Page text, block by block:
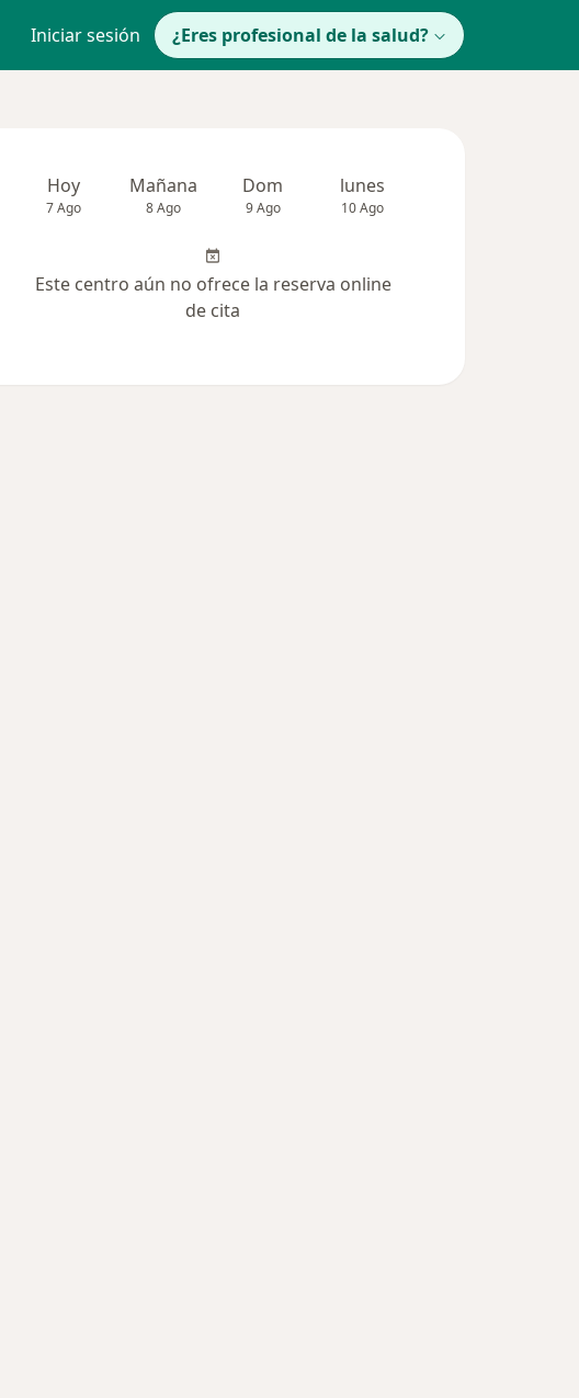
Iniciar sesión ¿Eres profesional de la salud?
Hoy
7 Ago
Mañana
8 Ago
Dom
9 Ago
lunes
10 Ago
Este centro aún no ofrece la reserva online
de cita